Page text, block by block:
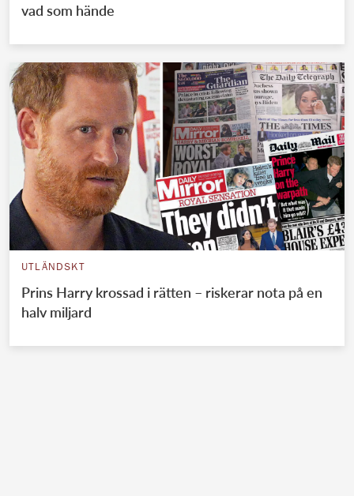
vad som hände
UTLÄNDSKT
Prins Harry krossad i rätten – riskerar nota på en
halv miljard